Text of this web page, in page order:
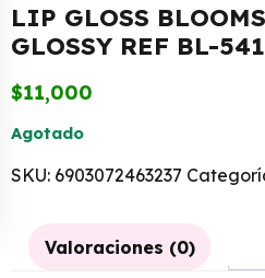
LIP GLOSS
GLOSSY REF BL-541
$11,000
Agotado
SKU: 6903072463237
Valoraciones (0)